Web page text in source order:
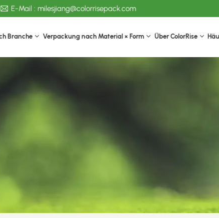
E-Mail : milesjiang@colorrisepack.com
Branche Verpackung nach Material × Form Über ColorRise